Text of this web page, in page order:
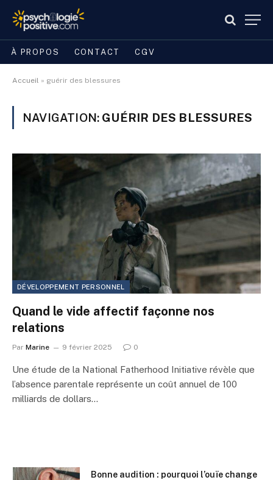
À PROPOS CONTACT CGV
Accueil » guérir des blessures
NAVIGATION: GUÉRIR DES BLESSURES
DÉVELOPPEMENT PERSONNEL
Quand le vide affectif façonne nos
relations
Par Marine 9 février 2025 0
Une étude de la National Fatherhood Initiative révèle que
l’absence parentale représente un coût annuel de 100
milliards de dollars…
Bonne audition : pourquoi l’ouïe change